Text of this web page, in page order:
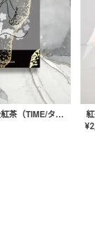
オリジナル高級紅茶（TIME/タイム）【ギフト/プチギフト/プレゼント/内祝い/結婚式/オリジナル配合/高品質/ハーブティー/茶葉/記念日/お返し/手土産/美容/おしゃれ】
¥